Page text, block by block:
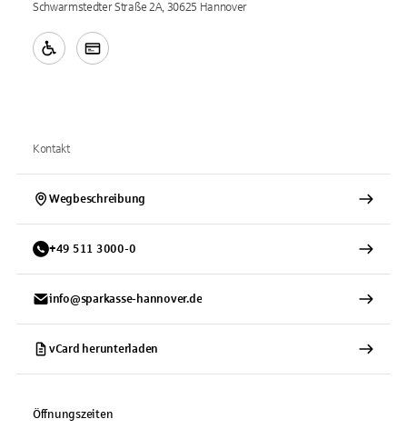
Schwarmstedter Straße 2A, 30625 Hannover
Kontakt
Wegbeschreibung
+49 511 3000-0
info@sparkasse-hannover.de
vCard herunterladen
Öffnungszeiten